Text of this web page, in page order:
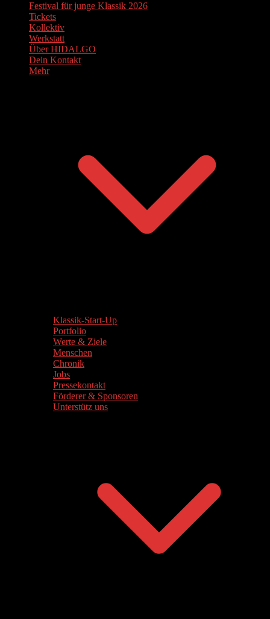
Festival für junge Klassik 2026
Tickets
Kollektiv
Werkstatt
Über HIDALGO
Dein Kontakt
Mehr
Klassik-Start-Up
Portfolio
Werte & Ziele
Menschen
Chronik
Jobs
Pressekontakt
Förderer & Sponsoren
Unterstütz uns